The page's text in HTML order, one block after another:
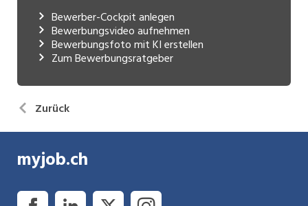
Bewerber-Cockpit anlegen
Bewerbungsvideo aufnehmen
Bewerbungsfoto mit KI erstellen
Zum Bewerbungsratgeber
Zurück
myjob.ch